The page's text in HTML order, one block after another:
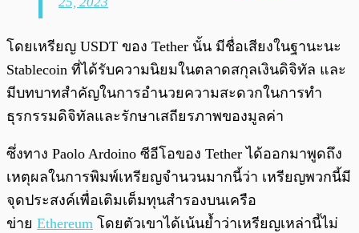
โดยเหรียญ USDT ของ Tether นั้น มีชื่อเสียงในฐานะนะ
Stablecoin ที่ได้รับความนิยมในตลาดสกุลเงินดิจิทัล และ
มีบทบาทสำคัญในการอำนวยความสะดวกในการทำ
ธุรกรรมดิจิทัลและรักษาเสถียรภาพของมูลค่า
ซึ่งทาง Paolo Ardoino ซีอีโอของ Tether ได้ออกมาพูดถึง
เหตุผลในการพิมพ์เหรียญจำนวนมากนี้ว่า เหรียญพวกนี้มี
จุดประสงค์เพื่อเติมเต็มทุนสำรองบนเครือ
ข่าย Ethereum โดยตัวเขาได้เน้นย้ำว่าเหรียญเหล่านี้ไม่